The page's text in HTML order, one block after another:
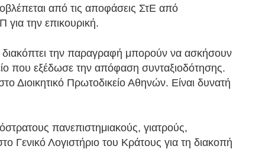
από τις αποφάσεις ΣτΕ από
την επικουρική.
την παραγραφή μπορούν να ασκήσουν
που εξέδωσε την απόφαση συνταξιοδότησης.
Διοικητικό Πρωτοδικείο Αθηνών. Είναι δυνατή
πανεπιστημιακούς, γιατρούς,
Γενικό Λογιστήριο του Κράτους για τη διακοπή